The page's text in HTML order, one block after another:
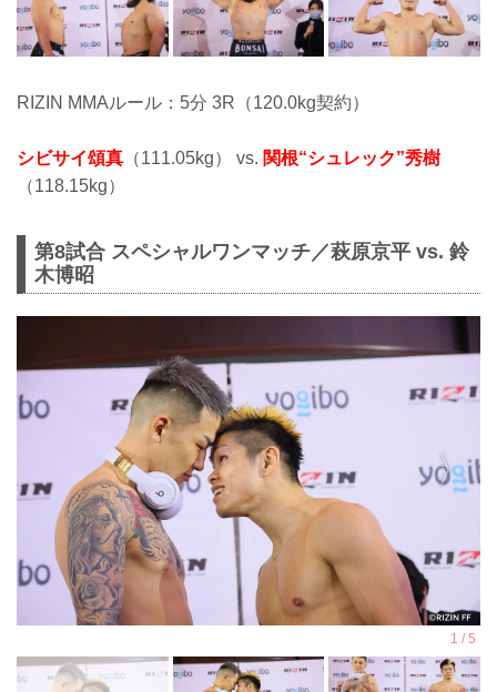
RIZIN MMAルール：5分 3R（120.0kg契約）
シビサイ頌真 （111.05kg） vs. 関根“シュレック”秀樹
（118.15kg）
第8試合 スペシャルワンマッチ／萩原京平 vs. 鈴
木博昭